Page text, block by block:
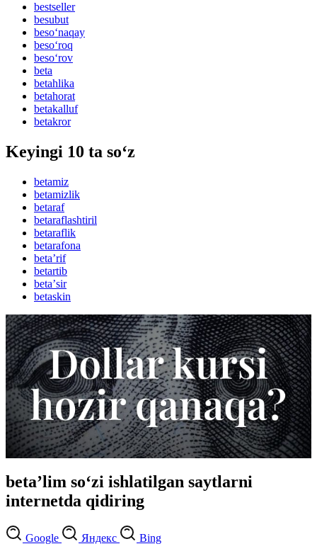
bestseller
besubut
beso‘naqay
beso‘roq
beso‘rov
beta
betahlika
betahorat
betakalluf
betakror
Keyingi 10 ta so‘z
betamiz
betamizlik
betaraf
betaraflashtiril
betaraflik
betarafona
betaʼrif
betartib
betaʼsir
betaskin
betaʼlim so‘zi ishlatilgan saytlarni
internetda qidiring
Google Яндекс Bing